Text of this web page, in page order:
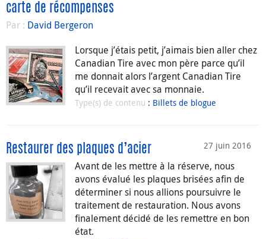
carte de récompenses
Par : David Bergeron
Lorsque j’étais petit, j’aimais bien aller chez
Canadian Tire avec mon père parce qu’il
me donnait alors l’argent Canadian Tire
qu’il recevait avec sa monnaie.
Type(s) de contenu : Billets de blogue
27 juin 2016
Restaurer des plaques d’acier
Avant de les mettre à la réserve, nous
avons évalué les plaques brisées afin de
déterminer si nous allions poursuivre le
traitement de restauration. Nous avons
finalement décidé de les remettre en bon
état.